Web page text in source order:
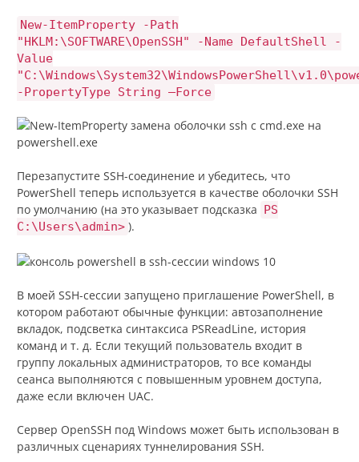
New-ItemProperty -Path
"HKLM:\SOFTWARE\OpenSSH" -Name DefaultShell -
Value
-PropertyType String –Force
Перезапустите SSH-соединение и убедитесь, что
PowerShell теперь используется в качестве оболочки SSH
по умолчанию (на это указывает подсказка PS
C:\Users\admin> ).
В моей SSH-сессии запущено приглашение PowerShell, в
котором работают обычные функции: автозаполнение
вкладок, подсветка синтаксиса PSReadLine, история
команд и т. д. Если текущий пользователь входит в
группу локальных администраторов, то все команды
сеанса выполняются с повышенным уровнем доступа,
даже если включен UAC.
Сервер OpenSSH под Windows может быть использован в
различных сценариях туннелирования SSH.